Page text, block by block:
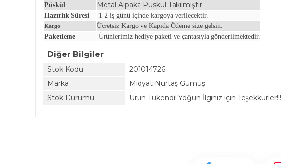
Püskül Metal Alpaka Püskül Takılmıştır.
Hazırlık Süresi 1-2 iş günü içinde kargoya verilecektir.
Kargo
Ücretsiz Kargo ve Kapıda Ödeme size gelsin.
Paketleme
Ürünlerimiz hediye paketi ve çantasıyla gönderilmektedir.
Diğer Bilgiler
Stok Kodu
201014726
Marka
Midyat Nurtaş Gümüş
Stok Durumu
Ürün Tükendi! Yoğun İlginiz için Teşekkürler!!!